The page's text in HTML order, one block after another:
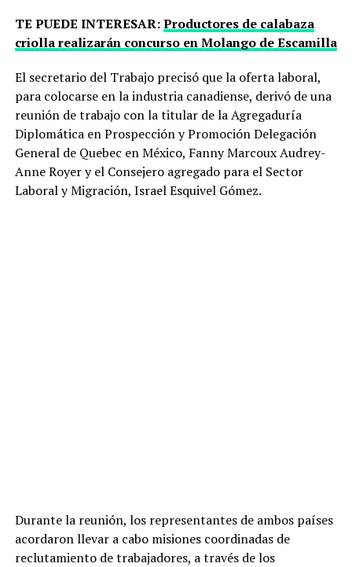
TE PUEDE INTERESAR:Productores de calabaza
criolla realizarán concurso en Molango de Escamilla
El secretario del Trabajo precisó que la oferta laboral,
para colocarse en la industria canadiense, derivó de una
reunión de trabajo con la titular de la Agregaduría
Diplomática en Prospección y Promoción Delegación
General de Quebec en México, Fanny Marcoux Audrey-
Anne Royer y el Consejero agregado para el Sector
Laboral y Migración, Israel Esquivel Gómez.
Durante la reunión, los representantes de ambos países
acordaron llevar a cabo misiones coordinadas de
reclutamiento de trabajadores, a través de los